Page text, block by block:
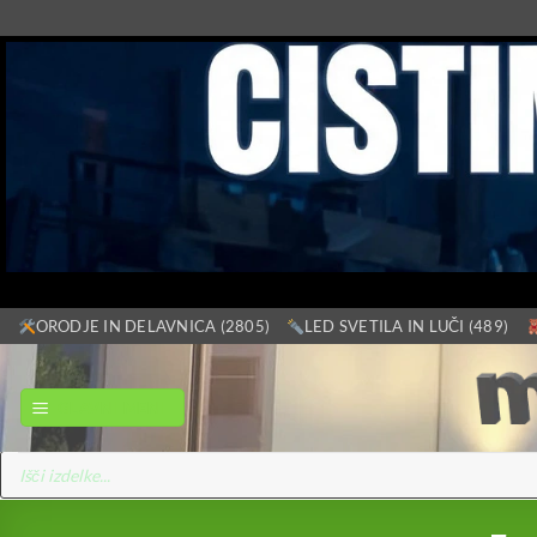
Skoči
vsebino
ORODJE IN DELAVNICA (2805) LED SVETILA IN LUČI (489)
Products
search